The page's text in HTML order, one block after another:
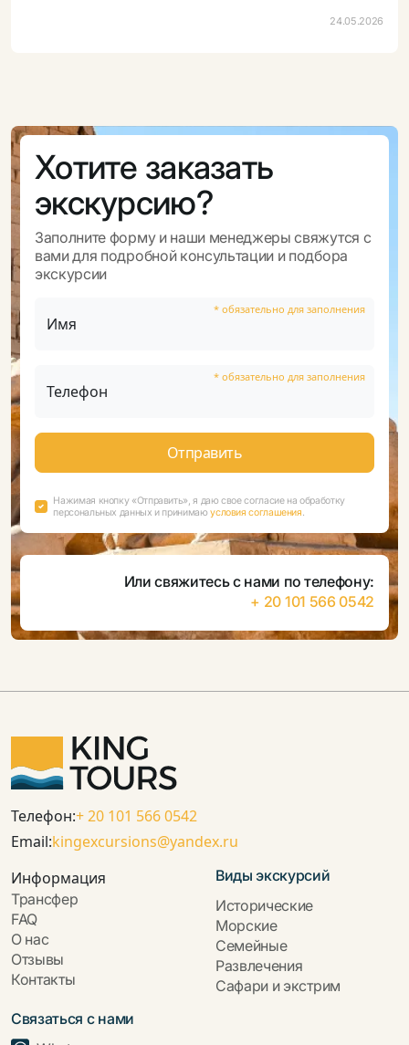
24.05.2026
Хотите заказать
экскурсию?
Заполните форму и наши менеджеры свяжутся с
вами для подробной консультации и подбора
экскурсии
* обязательно для заполнения
Имя
* обязательно для заполнения
Телефон
Нажимая кнопку «Отправить», я даю свое согласие на обработку
персональных данных и принимаюусловия соглашения.
Или свяжитесь с нами по телефону:
+ 20 101 566 0542
Телефон:+ 20 101 566 0542
Email:kingexcursions@yandex.ru
Информация
Трансфер
FAQ
О нас
Отзывы
Контакты
Виды экскурсий
Исторические
Морские
Семейные
Развлечения
Сафари и экстрим
Связаться с нами